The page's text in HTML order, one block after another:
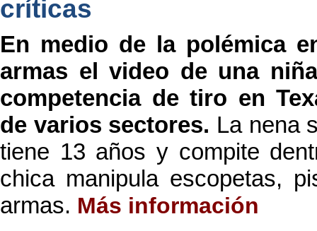
críticas
En medio de la polémica
armas el video de una
competencia de tiro en
de varios sectores. La nena
tiene 13 años y compite
chica manipula escopetas,
armas. Más información